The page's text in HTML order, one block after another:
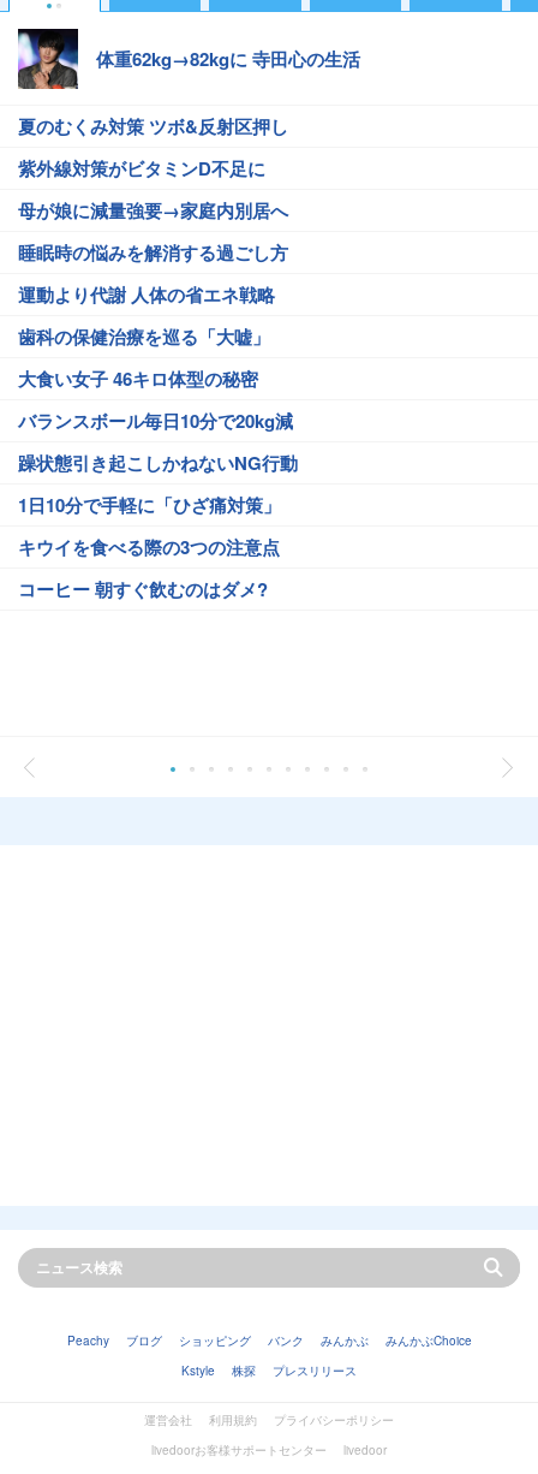
体重62kg→82kgに 寺田心の生活
夏のむくみ対策 ツボ&反射区押し
紫外線対策がビタミンD不足に
母が娘に減量強要→家庭内別居へ
睡眠時の悩みを解消する過ごし方
運動より代謝 人体の省エネ戦略
歯科の保健治療を巡る「大嘘」
大食い女子 46キロ体型の秘密
バランスボール毎日10分で20kg減
躁状態引き起こしかねないNG行動
1日10分で手軽に「ひざ痛対策」
キウイを食べる際の3つの注意点
コーヒー 朝すぐ飲むのはダメ?
Peachy ブログ ショッピング バンク みんかぶ
みんかぶChoice
Kstyle
株探 プレスリリース
運営会社 利用規約
プライバシーポリシー
livedoorお客様サポートセンター
livedoor